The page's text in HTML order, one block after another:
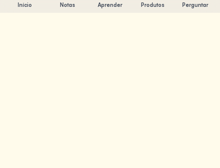
Início Notas Aprender Produtos Perguntar